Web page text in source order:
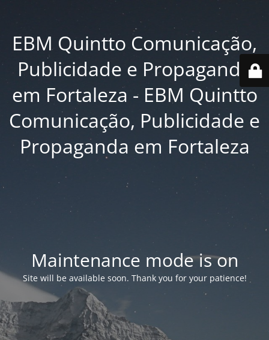
EBM Quintto Comunicação,
Publicidade e Propaganda
em Fortaleza - EBM Quintto
Comunicação, Publicidade e
Propaganda em Fortaleza
Maintenance mode is on
Site will be available soon. Thank you for your patience!